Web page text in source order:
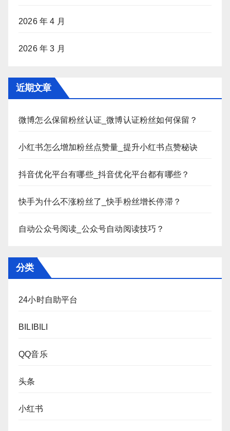
2026 年 4 月
2026 年 3 月
近期文章
微博怎么保留粉丝认证_微博认证粉丝如何保留？
小红书怎么增加粉丝点赞量_提升小红书点赞秘诀
抖音优化平台有哪些_抖音优化平台都有哪些？
快手为什么不涨粉丝了_快手粉丝增长停滞？
自动公众号阅读_公众号自动阅读技巧？
分类
24小时自助平台
BILIBILI
QQ音乐
头条
小红书